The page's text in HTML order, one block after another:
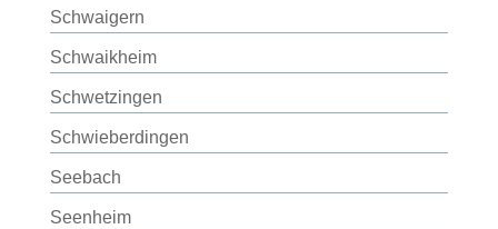
Schwaigern
Schwaikheim
Schwetzingen
Schwieberdingen
Seebach
Seenheim